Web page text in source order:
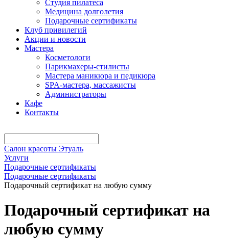
Студия пилатеса
Медицина долголетия
Подарочные сертификаты
Клуб привилегий
Акции и новости
Мастера
Косметологи
Парикмахеры-стилисты
Мастера маникюра и педикюра
SPA-мастера, массажисты
Администраторы
Кафе
Контакты
Салон красоты Этуаль
Услуги
Подарочные сертификаты
Подарочные сертификаты
Подарочный сертификат на любую сумму
Подарочный сертификат на
любую сумму